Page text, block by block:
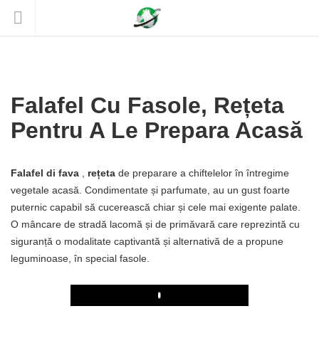
Falafel Cu Fasole, Rețeta
Pentru A Le Prepara Acasă
Falafel di fava rețeta de preparare a chiftelelor în întregime
vegetale acasă. Condimentate și parfumate, au un gust foarte
puternic capabil să cucerească chiar și cele mai exigente palate.
O mâncare de stradă lacomă și de primăvară care reprezintă cu
siguranță o modalitate captivantă și alternativă de a propune
leguminoase, în special fasole.
Play